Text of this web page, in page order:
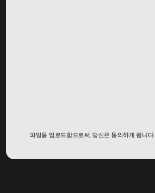
파일을 업로드함으로써, 당신은 동의하게 됩니다.